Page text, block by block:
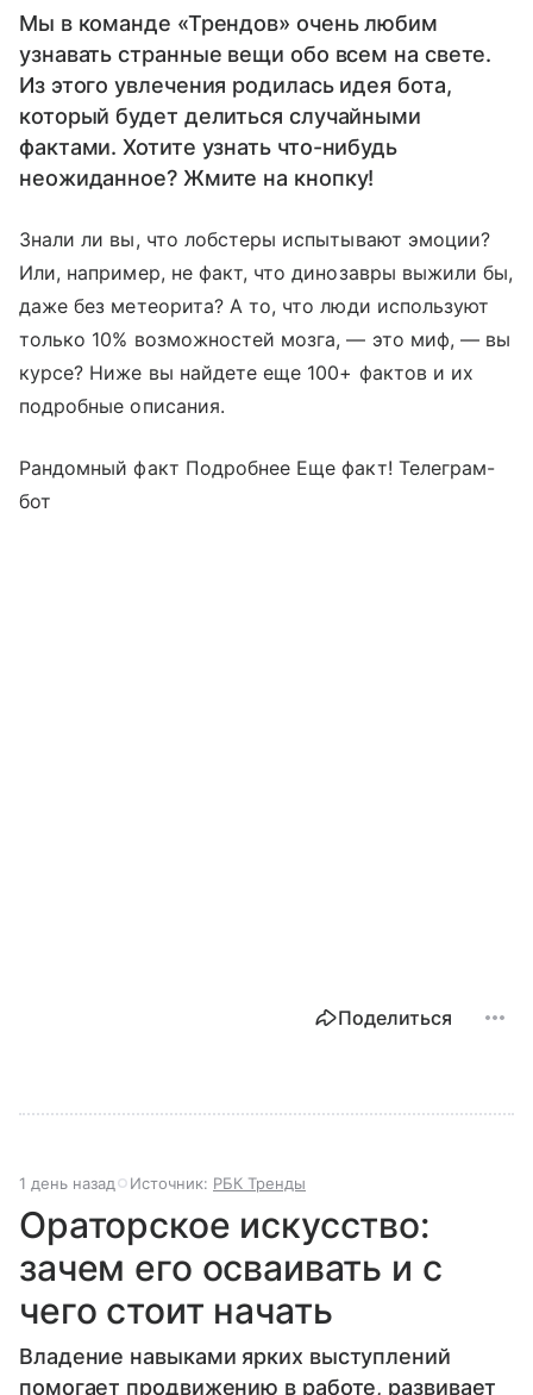
Мы в команде «Трендов» очень любим
узнавать странные вещи обо всем на свете.
Из этого увлечения родилась идея бота,
который будет делиться случайными
фактами. Хотите узнать что-нибудь
неожиданное? Жмите на кнопку!
Знали ли вы, что лобстеры испытывают эмоции?
Или, например, не факт, что динозавры выжили бы,
даже без метеорита? А то, что люди используют
только 10% возможностей мозга, — это миф, — вы
курсе? Ниже вы найдете еще 100+ фактов и их
подробные описания.
Рандомный факт Подробнее Еще факт! Телеграм-
бот
Поделиться
1 день назад Источник: РБК Тренды
Ораторское искусство:
зачем его осваивать и с
чего стоит начать
Владение навыками ярких выступлений
помогает продвижению в работе, развивает